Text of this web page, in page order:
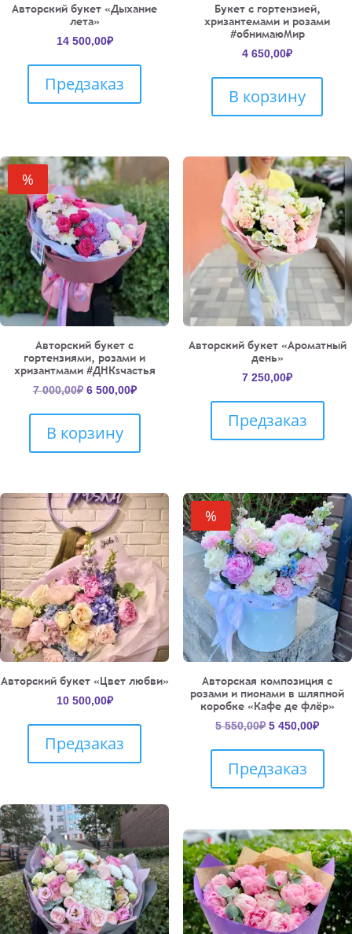
Авторский букет «Дыхание
лета»
14 500,00₽
Предзаказ
Букет с гортензией,
хризантемами и розами
#обнимаюМир
4 650,00₽
В корзину
%
Авторский букет с
гортензиями, розами и
хризантмами #ДНКsчастья
7 000,00₽ Первоначальная
составляла
7
000,00₽.
6 500,00₽Текущая
6
В корзину
Авторский букет «Ароматный
день»
7 250,00₽
Предзаказ
Авторский букет «Цвет любви»
10 500,00₽
Предзаказ
%
Авторская композиция с
розами и пионами в шляпной
коробке «Кафе де флёр»
5 550,00₽
5
550,00₽.
5 450,00₽
Предзаказ